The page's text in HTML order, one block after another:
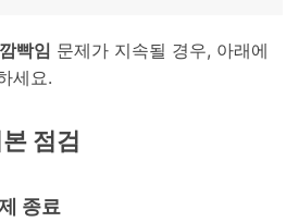
빡임 문제가 지속될 경우, 아래에
세요.
점검
종료